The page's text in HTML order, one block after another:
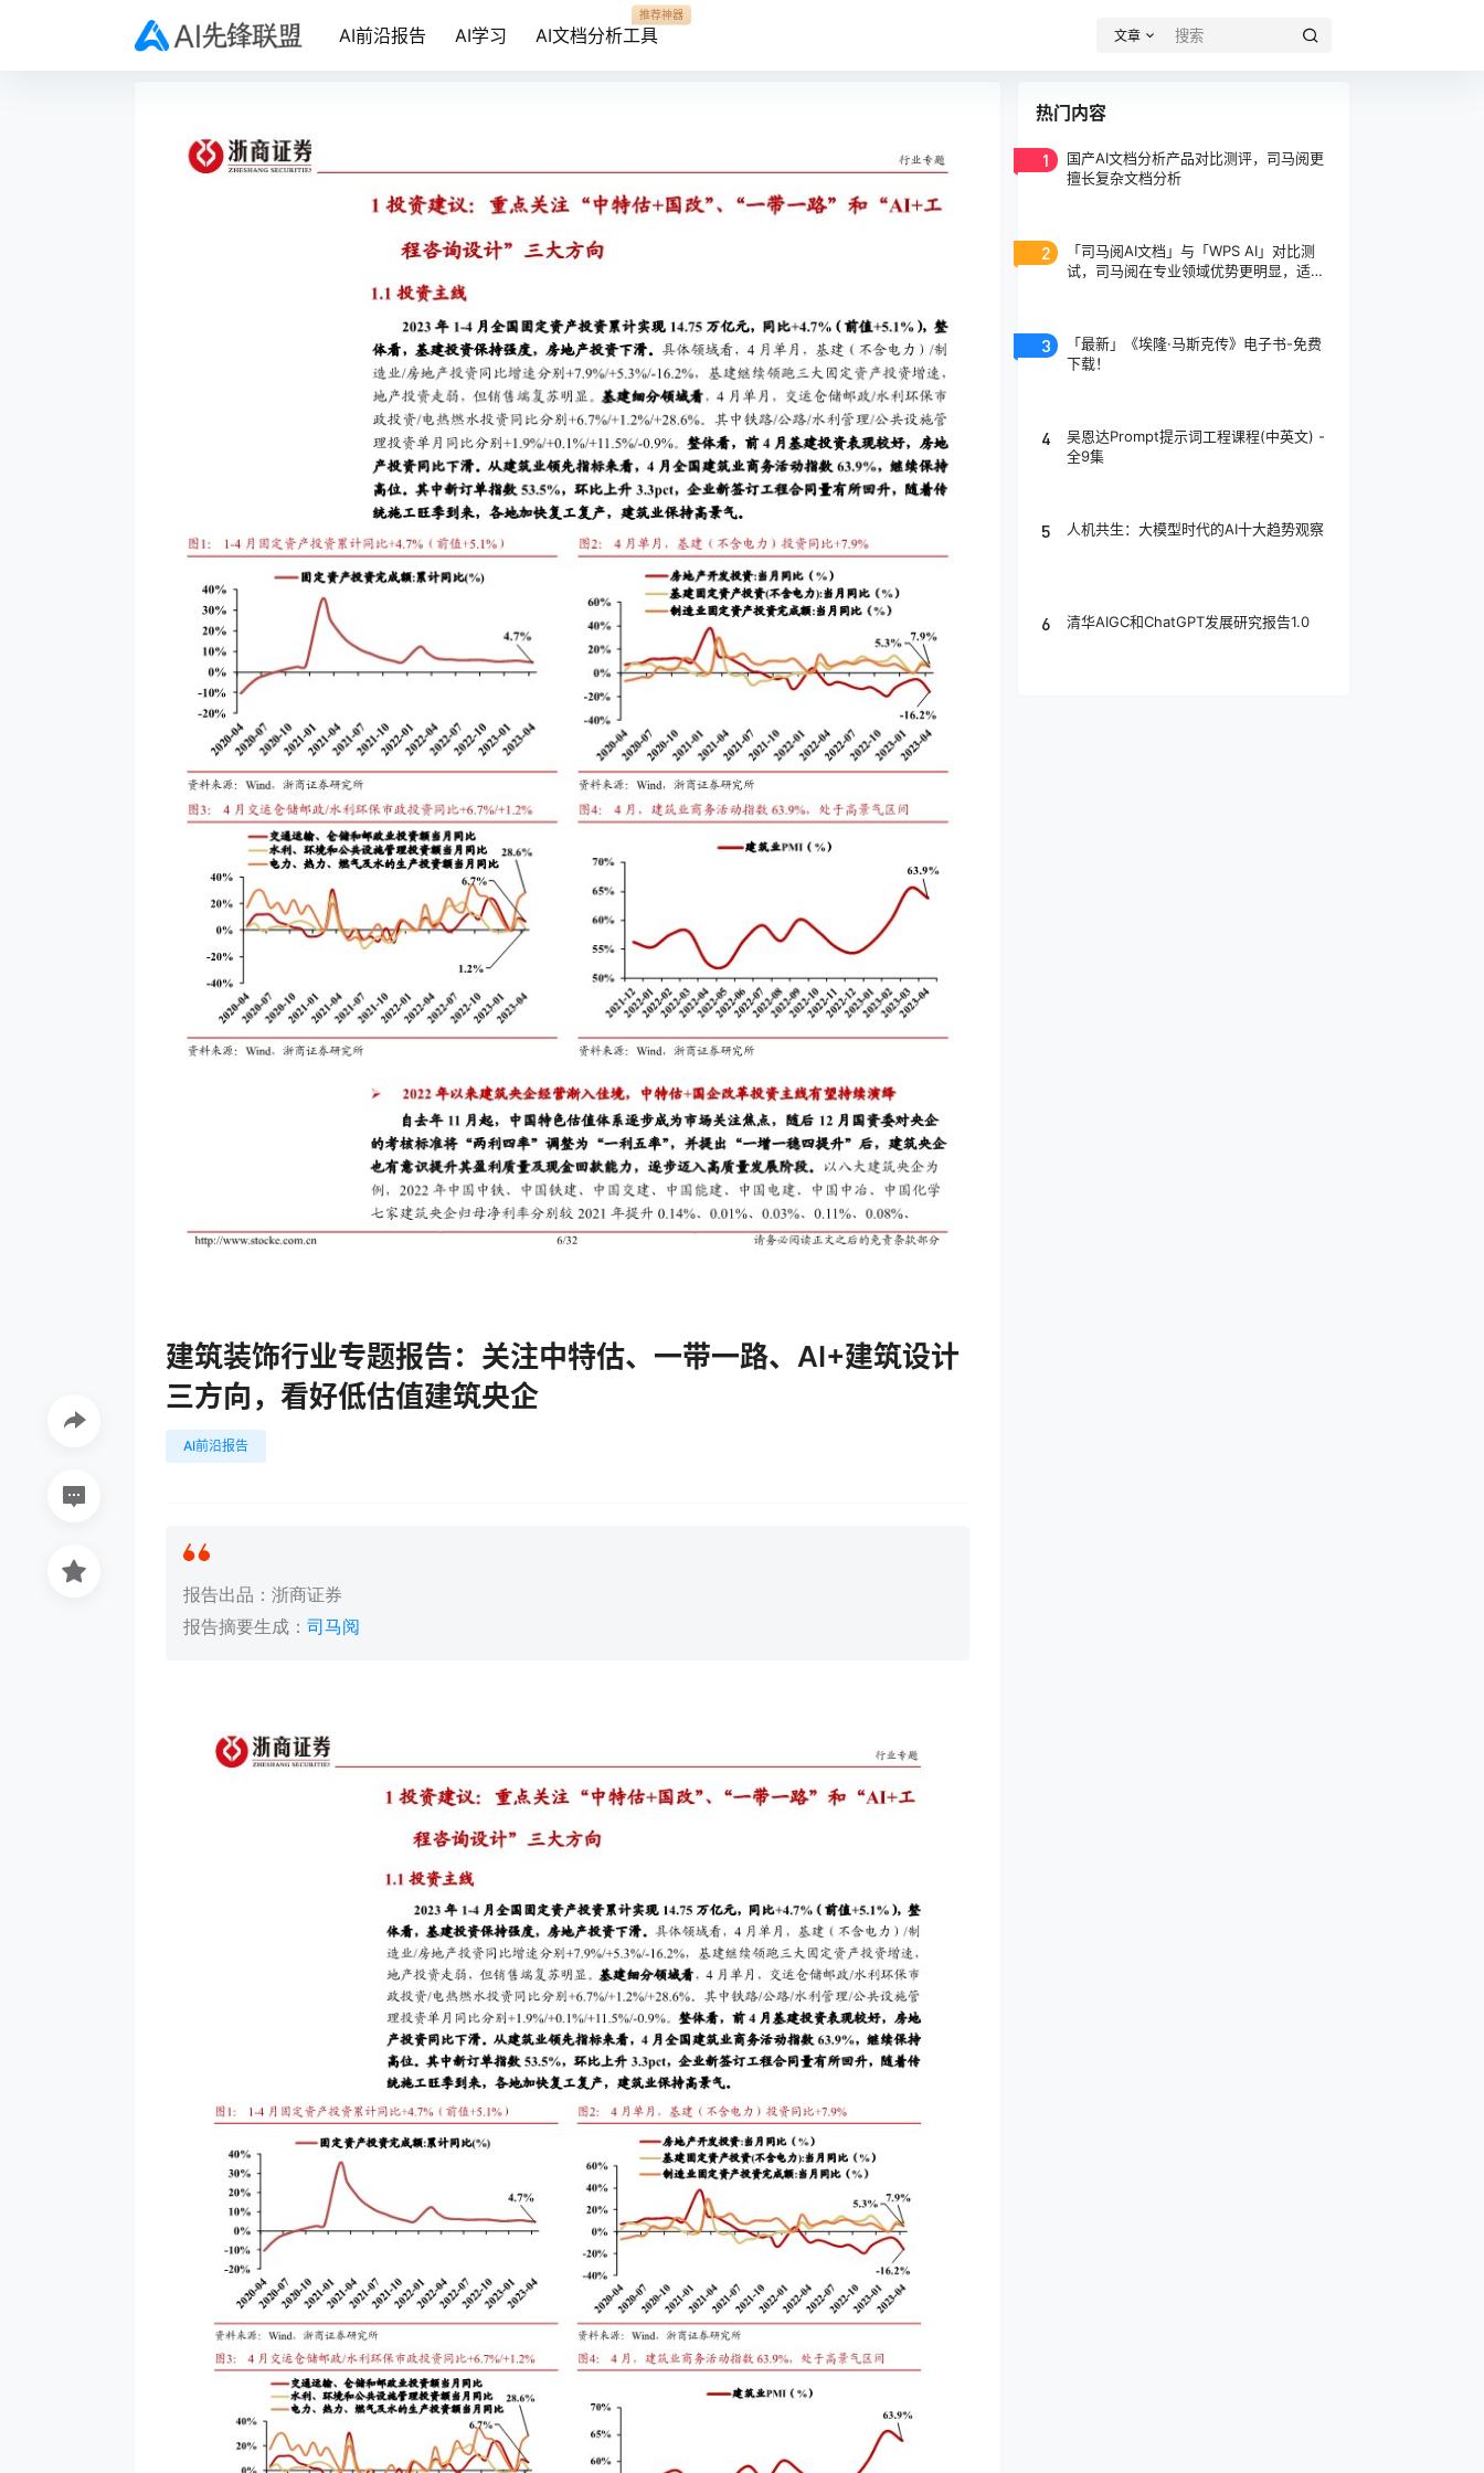
AI前沿报告 AI学习 AI文档分析工具
推荐神器
文章
建筑装饰行业专题报告：关注中特估、一带一路、AI+建筑设计
三方向，看好低估值建筑央企
AI前沿报告
报告出品：浙商证券
报告摘要生成： 司马阅
热门内容
1
国产AI文档分析产品对比测评，司马阅更
擅长复杂文档分析
2
「司马阅AI文档」与「WPS AI」对比测
试，司马阅在专业领域优势更明显，适合
3
「最新」《埃隆·马斯克传》电子书-免费
下载！
4
吴恩达Prompt提示词工程课程(中英文) -
全9集
5 人机共生：大模型时代的AI十大趋势观察
6 清华AIGC和ChatGPT发展研究报告1.0